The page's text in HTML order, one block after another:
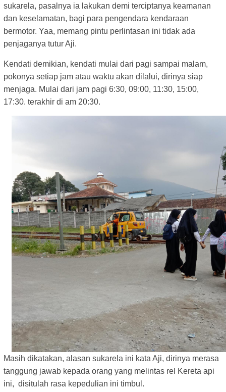
sukarela, pasalnya ia lakukan demi terciptanya keamanan
dan keselamatan, bagi para pengendara kendaraan
bermotor. Yaa, memang pintu perlintasan ini tidak ada
penjaganya tutur Aji.
Kendati demikian, kendati mulai dari pagi sampai malam,
pokonya setiap jam atau waktu akan dilalui, dirinya siap
menjaga. Mulai dari jam pagi 6:30, 09:00, 11:30, 15:00,
17:30. terakhir di am 20:30.
Masih dikatakan, a lasan sukarela ini kata Aji, dirinya merasa
tanggung jawab kepada orang yang melintas rel Kereta api
ini, disitulah rasa kepedulian ini timbul.